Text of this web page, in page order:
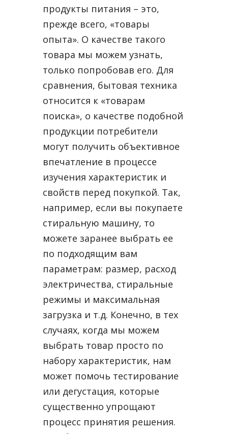
продукты питания – это,
прежде всего, «товары
опыта». О качестве такого
товара мы можем узнать,
только попробовав его. Для
сравнения, бытовая техника
относится к «товарам
поиска», о качестве подобной
продукции потребители
могут получить объективное
впечатление в процессе
изучения характеристик и
свойств перед покупкой. Так,
например, если вы покупаете
стиральную машину, то
можете заранее выбрать ее
по подходящим вам
параметрам: размер, расход
электричества, стиральные
режимы и максимальная
загрузка и т.д. Конечно, в тех
случаях, когда мы можем
выбрать товар просто по
набору характеристик, нам
может помочь тестирование
или дегустация, которые
существенно упрощают
процесс принятия решения.